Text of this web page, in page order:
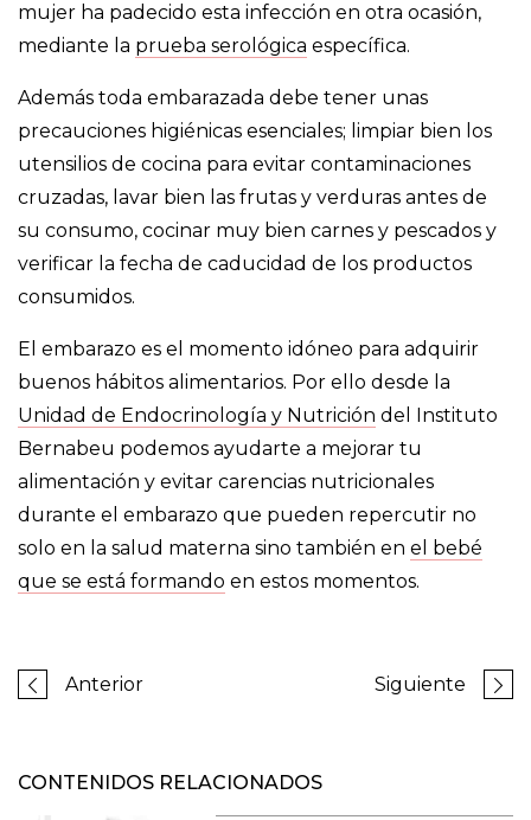
mujer ha padecido esta infección en otra ocasión,
mediante la prueba serológica específica.
Además toda embarazada debe tener unas
precauciones higiénicas esenciales; limpiar bien los
utensilios de cocina para evitar contaminaciones
cruzadas, lavar bien las frutas y verduras antes de
su consumo, cocinar muy bien carnes y pescados y
verificar la fecha de caducidad de los productos
consumidos.
El embarazo es el momento idóneo para adquirir
buenos hábitos alimentarios. Por ello desde la
Unidad de Endocrinología y Nutrición del Instituto
Bernabeu podemos ayudarte a mejorar tu
alimentación y evitar carencias nutricionales
durante el embarazo que pueden repercutir no
solo en la salud materna sino también en el bebé
que se está formando en estos momentos.
Anterior Siguiente
CONTENIDOS RELACIONADOS